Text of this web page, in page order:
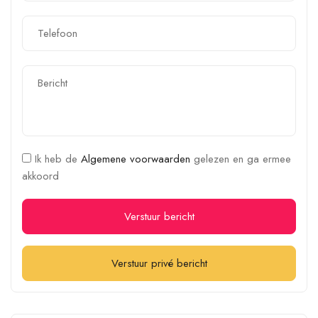
Ik heb de Algemene voorwaarden gelezen en ga ermee
akkoord
Verstuur bericht
Verstuur privé bericht